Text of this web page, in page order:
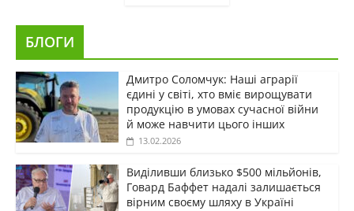
БЛОГИ
Дмитро Соломчук: Наші аграрії
єдині у світі, хто вміє вирощувати
продукцію в умовах сучасної війни
й може навчити цього інших
13.02.2026
Виділивши близько $500 мільйонів,
Говард Баффет надалі залишається
вірним своєму шляху в Україні